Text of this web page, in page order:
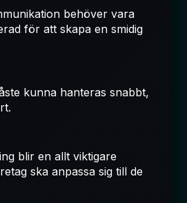
behöver vara
för att skapa en smidig
kunna hanteras snabbt,
blir en allt viktigare
ska anpassa sig till de